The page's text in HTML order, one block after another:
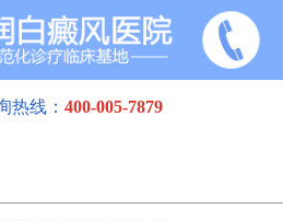
热线： 400-005-7879